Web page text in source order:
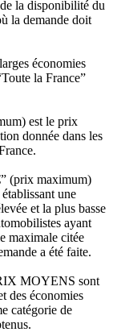
la disponibilité du
la demande doit
économies
la France”
est le prix
donnée dans les
(prix maximum)
une
et la plus basse
ayant
maximale citée
a été faite.
MOYENS sont
des économies
catégorie de